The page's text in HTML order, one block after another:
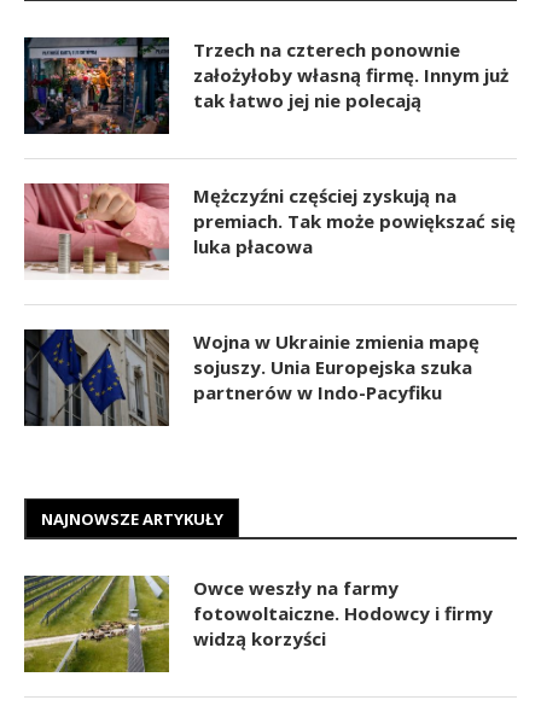
Trzech na czterech ponownie
założyłoby własną firmę. Innym już
tak łatwo jej nie polecają
Mężczyźni częściej zyskują na
premiach. Tak może powiększać się
luka płacowa
Wojna w Ukrainie zmienia mapę
sojuszy. Unia Europejska szuka
partnerów w Indo-Pacyfiku
NAJNOWSZE ARTYKUŁY
Owce weszły na farmy
fotowoltaiczne. Hodowcy i firmy
widzą korzyści